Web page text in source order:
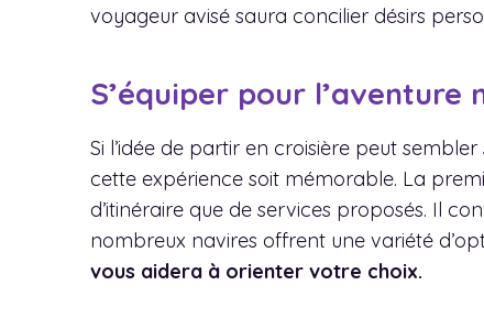
voyageur avisé saura concilier désirs
S’équiper pour
Si l’idée de partir en croisière peut
cette expérience soit mémorable. La
d’itinéraire que de services proposés. Il
nombreux navires offrent une variété
vous aidera à orienter votre choix.